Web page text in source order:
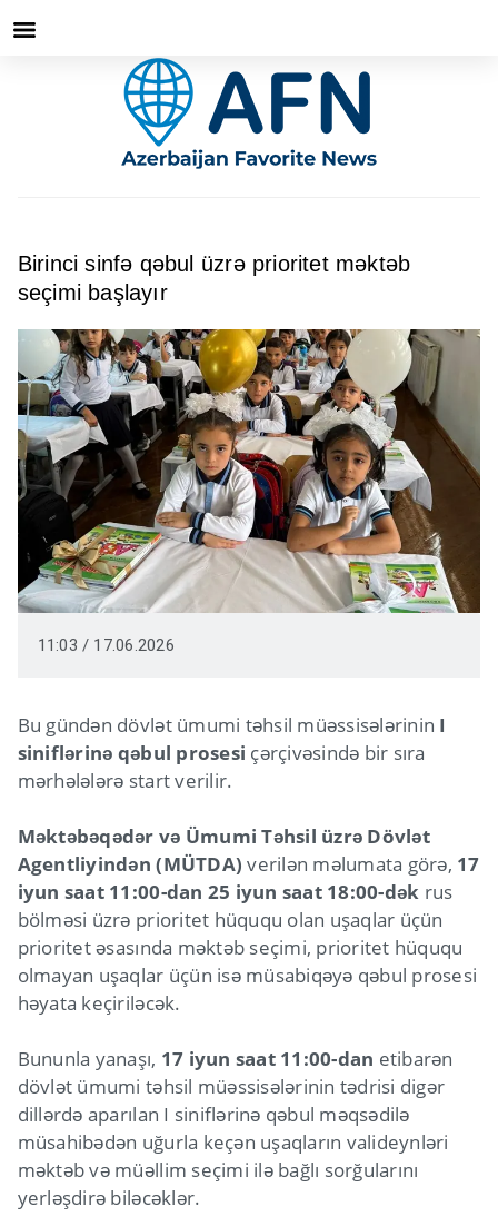
Birinci sinfə qəbul üzrə prioritet məktəb
seçimi başlayır
11:03 / 17.06.2026
Bu gündən dövlət ümumi təhsil müəssisələrinin I
siniflərinə qəbul prosesi çərçivəsində bir sıra
mərhələlərə start verilir.
Məktəbəqədər və Ümumi Təhsil üzrə Dövlət
Agentliyindən (MÜTDA) verilən məlumata görə, 17
iyun saat 11:00-dan 25 iyun saat 18:00-dək rus
bölməsi üzrə prioritet hüququ olan uşaqlar üçün
prioritet əsasında məktəb seçimi, prioritet hüququ
olmayan uşaqlar üçün isə müsabiqəyə qəbul prosesi
həyata keçiriləcək.
Bununla yanaşı, 17 iyun saat 11:00-dan etibarən
dövlət ümumi təhsil müəssisələrinin tədrisi digər
dillərdə aparılan I siniflərinə qəbul məqsədilə
müsahibədən uğurla keçən uşaqların valideynləri
məktəb və müəllim seçimi ilə bağlı sorğularını
yerləşdirə biləcəklər.